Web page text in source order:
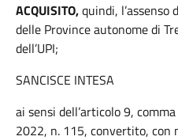
ACQUISITO,quindi, l’assenso
delle Province autonome di
dell’UPI;
SANCISCE INTESA
ai sensi dell’articolo 9,
2022, n. 115, convertito, con